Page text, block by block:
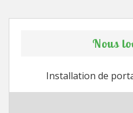
Nous
Installation de